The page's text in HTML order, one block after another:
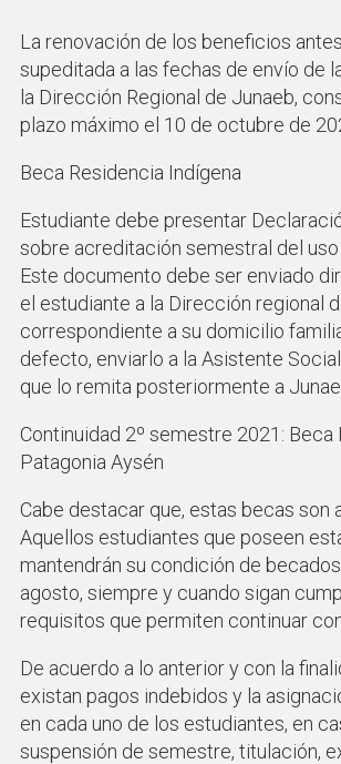
La renovación de los beneficios
supeditada a las fechas de envío de
la Dirección Regional de Junaeb,
plazo máximo el 10 de octubre de
Beca Residencia Indígena
Estudiante debe presentar
sobre acreditación semestral del uso
Este documento debe ser enviado
el estudiante a la Dirección regional
correspondiente a su domicilio
defecto, enviarlo a la Asistente
que lo remita posteriormente a
Continuidad 2º semestre 2021: Beca
Patagonia Aysén
Cabe destacar que, estas becas son
Aquellos estudiantes que poseen
mantendrán su condición de
agosto, siempre y cuando sigan
requisitos que permiten continuar
De acuerdo a lo anterior y con la
existan pagos indebidos y la
en cada uno de los estudiantes, en
suspensión de semestre, titulación,